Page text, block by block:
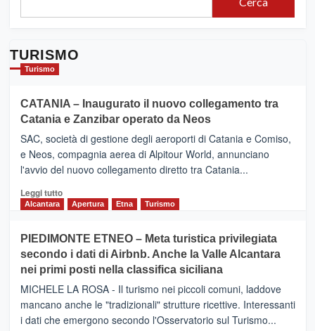
TURISMO
Turismo
CATANIA – Inaugurato il nuovo collegamento tra
Catania e Zanzibar operato da Neos
SAC, società di gestione degli aeroporti di Catania e Comiso,
e Neos, compagnia aerea di Alpitour World, annunciano
l'avvio del nuovo collegamento diretto tra Catania...
Leggi tuttoLeggi
CATANIA
–
Inaugurato
il
nuovo
collegamento
tra
Alcantara Apertura Etna Turismo
PIEDIMONTE ETNEO – Meta turistica privilegiata
secondo i dati di Airbnb. Anche la Valle Alcantara
nei primi posti nella classifica siciliana
MICHELE LA ROSA - Il turismo nei piccoli comuni, laddove
mancano anche le "tradizionali" strutture ricettive. Interessanti
i dati che emergono secondo l'Osservatorio sul Turismo...